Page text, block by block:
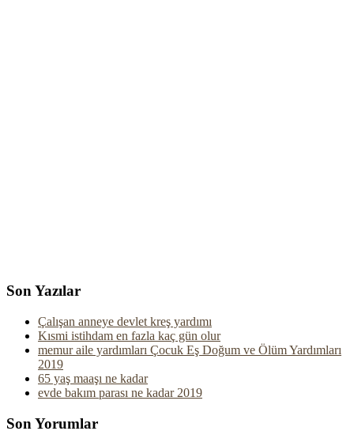
Son Yazılar
Çalışan anneye devlet kreş yardımı
Kısmi istihdam en fazla kaç gün olur
memur aile yardımları Çocuk Eş Doğum ve Ölüm Yardımları
2019
65 yaş maaşı ne kadar
evde bakım parası ne kadar 2019
Son Yorumlar